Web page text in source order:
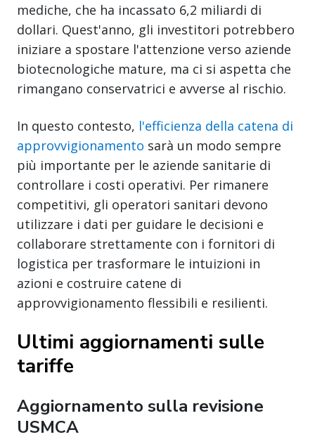
mediche, che ha incassato 6,2 miliardi di
dollari. Quest'anno, gli investitori potrebbero
iniziare a spostare l'attenzione verso aziende
biotecnologiche mature, ma ci si aspetta che
rimangano conservatrici e avverse al rischio.
In questo contesto, l'efficienza della catena di
approvvigionamento sarà un modo sempre
più importante per le aziende sanitarie di
controllare i costi operativi. Per rimanere
competitivi, gli operatori sanitari devono
utilizzare i dati per guidare le decisioni e
collaborare strettamente con i fornitori di
logistica per trasformare le intuizioni in
azioni e costruire catene di
approvvigionamento flessibili e resilienti.
Ultimi aggiornamenti sulle
tariffe
Aggiornamento sulla revisione
USMCA